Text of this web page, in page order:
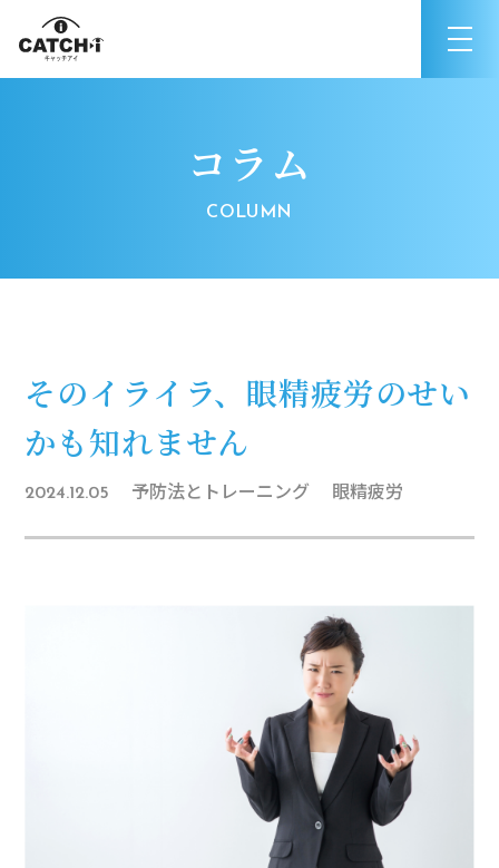
コラム
そのイライラ、眼精疲労のせい
かも知れません
2024.12.05 予防法とトレーニング 眼精疲労